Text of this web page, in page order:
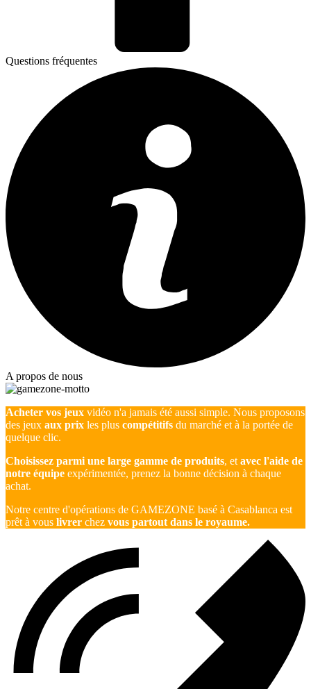
Questions fréquentes
A propos de nous
Acheter vos jeux vidéo n'a jamais été aussi simple. Nous proposons
des jeux aux prix les plus compétitifs du marché et à la portée de
quelque clic.
Choisissez parmi une large gamme de produits, et avec l'aide de
notre équipe expérimentée, prenez la bonne décision à chaque
achat.
Notre centre d'opérations de GAMEZONE basé à Casablanca est
prêt à vous livrer chez vous partout dans le royaume.